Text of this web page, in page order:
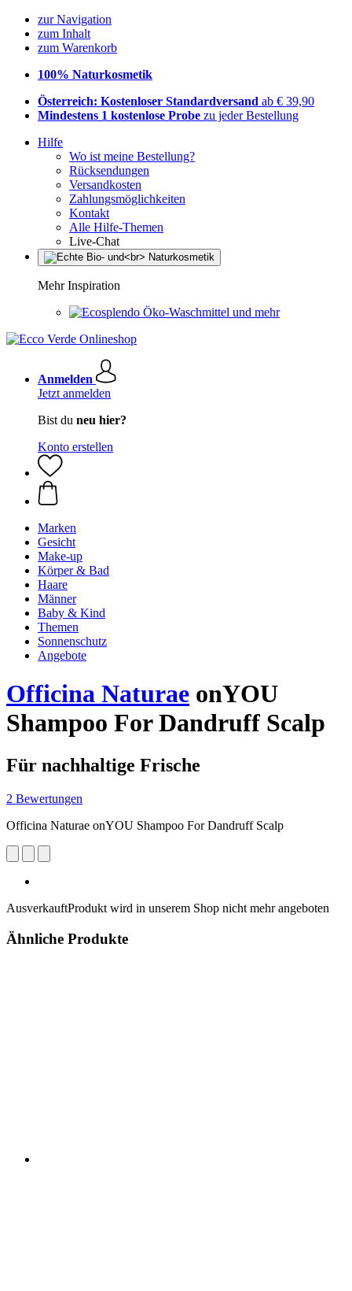
zur Navigation
zum Inhalt
zum Warenkorb
100% Naturkosmetik
Österreich: Kostenloser Standardversand ab € 39,90
Mindestens 1 kostenlose Probe zu jeder Bestellung
Hilfe
Wo ist meine Bestellung?
Rücksendungen
Versandkosten
Zahlungsmöglichkeiten
Kontakt
Alle Hilfe-Themen
Live-Chat
Mehr Inspiration
Öko-Waschmittel und mehr
Anmelden
Jetzt anmelden
Bist du neu hier?
Konto erstellen
Marken
Gesicht
Make-up
Körper & Bad
Haare
Männer
Baby & Kind
Themen
Sonnenschutz
Angebote
Officina Naturae onYOU
Shampoo For Dandruff Scalp
Für nachhaltige Frische
2 Bewertungen
Officina Naturae onYOU Shampoo For Dandruff Scalp
AusverkauftProdukt wird in unserem Shop nicht mehr angeboten
Ähnliche Produkte